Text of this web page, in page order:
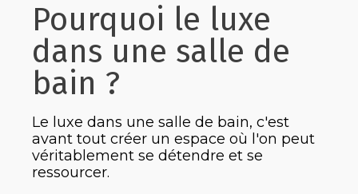
Pourquoi le luxe
dans une salle de
bain ?
Le luxe dans une salle de bain, c'est
avant tout créer un espace où l'on peut
véritablement se détendre et se
ressourcer.